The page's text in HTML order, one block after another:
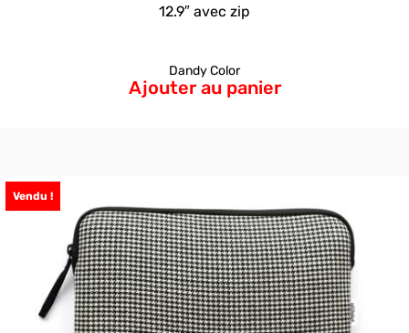
12.9″ avec zip
Dandy Color
Ajouter au panier
Vendu !